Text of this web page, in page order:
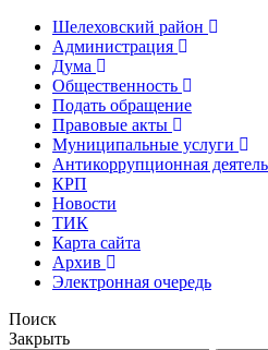
Шелеховский район
Администрация
Дума
Общественность
Подать обращение
Правовые акты
Муниципальные услуги
Антикоррупционная
КРП
Новости
ТИК
Карта сайта
Архив
Электронная очередь
Поиск
Закрыть